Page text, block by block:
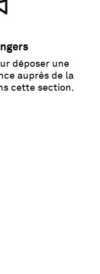
déposer une
auprès de la
cette section.